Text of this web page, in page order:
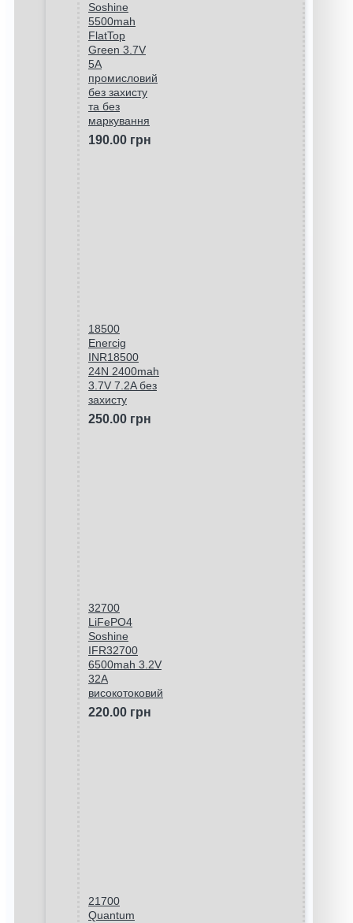
Soshine
5500mah
FlatTop
Green 3.7V
5A
промисловий
без захисту
та без
маркування
190.00 грн
18500
Enercig
INR18500
24N 2400mah
3.7V 7.2A без
захисту
250.00 грн
32700
LiFePO4
Soshine
IFR32700
6500mah 3.2V
32A
високотоковий
220.00 грн
21700
Quantum